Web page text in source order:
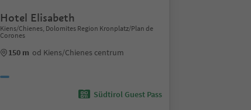
Hotel Elisabeth
Kiens/Chienes, Dolomites Region Kronplatz/Plan de
Corones
150 m od Kiens/Chienes centrum
Südtirol Guest Pass